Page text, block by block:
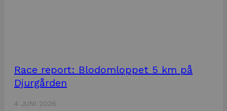
Race report: Blodomloppet 5 km på
Djurgården
4 JUNI 2026